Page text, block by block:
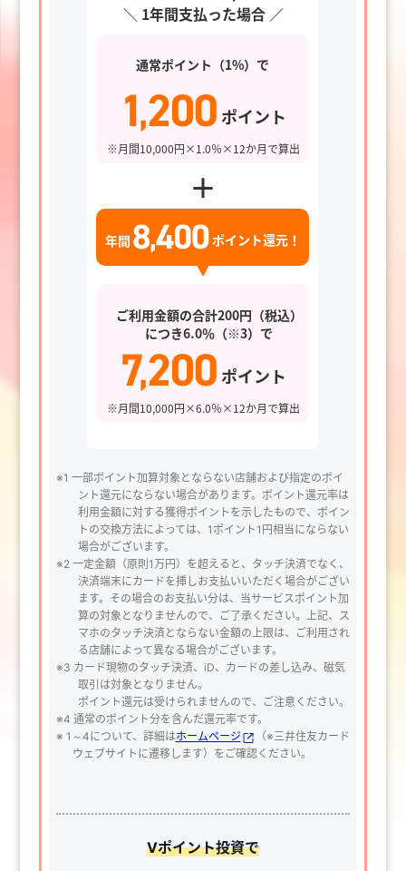
※1 一部ポイント加算対象とならない店舗および指定のポイ
ント還元にならない場合があります。ポイント還元率は
利用金額に対する獲得ポイントを示したもので、ポイン
トの交換方法によっては、1ポイント1円相当にならない
場合がございます。
※2 一定金額（原則1万円）を超えると、タッチ決済でなく、
決済端末にカードを挿しお支払いいただく場合がござい
ます。その場合のお支払い分は、当サービスポイント加
算の対象となりませんので、ご了承ください。上記、ス
マホのタッチ決済とならない金額の上限は、ご利用され
る店舗によって異なる場合がございます。
※3 カード現物のタッチ決済、iD、カードの差し込み、磁気
取引は対象となりません。
ポイント還元は受けられませんので、ご注意ください。
※4 通常のポイント分を含んだ還元率です。
※ 1～4について、詳細はホームページ
（※三井住友カード
ウェブサイトに遷移します）をご確認ください。
Vポイント投資で